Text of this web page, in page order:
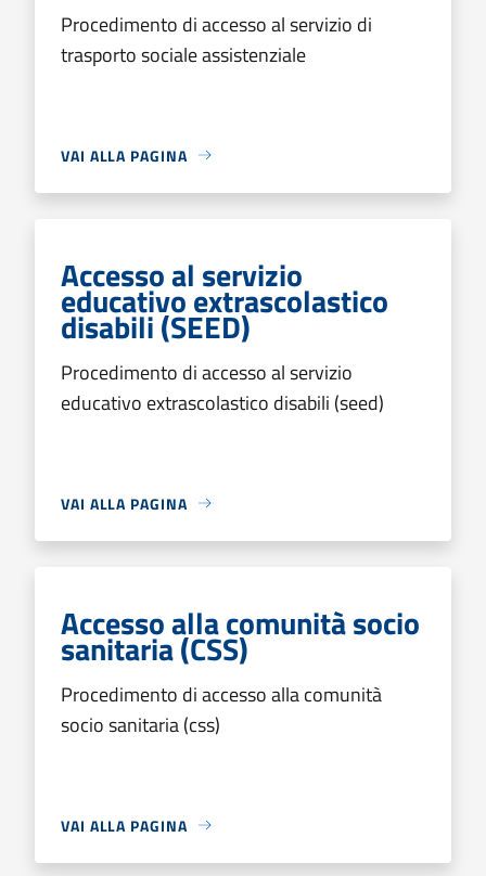
Procedimento di accesso al servizio di
trasporto sociale assistenziale
VAI ALLA PAGINA
Accesso al servizio
educativo extrascolastico
disabili (SEED)
Procedimento di accesso al servizio
educativo extrascolastico disabili (seed)
VAI ALLA PAGINA
Accesso alla comunità socio
sanitaria (CSS)
Procedimento di accesso alla comunità
socio sanitaria (css)
VAI ALLA PAGINA